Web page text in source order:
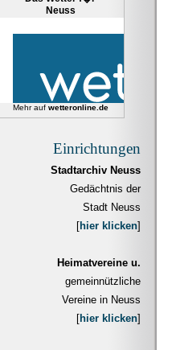
Neuss
Mehr auf wetteronline.de
Einrichtungen
Stadtarchiv Neuss
Gedächtnis der
Stadt Neuss
[hier klicken]
Heimatvereine u.
gemeinnützliche
Vereine in Neuss
[hier klicken]